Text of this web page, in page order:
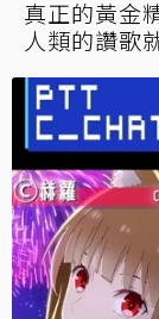
真正的黃金
人類的讚歌